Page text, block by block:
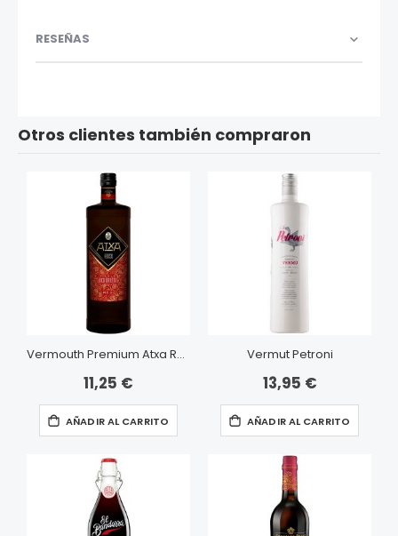
RESEÑAS
Otros clientes también compraron
Vermouth Premium Atxa Rojo
11,25 €
AÑADIR AL CARRITO
Vermut Petroni
13,95 €
AÑADIR AL CARRITO